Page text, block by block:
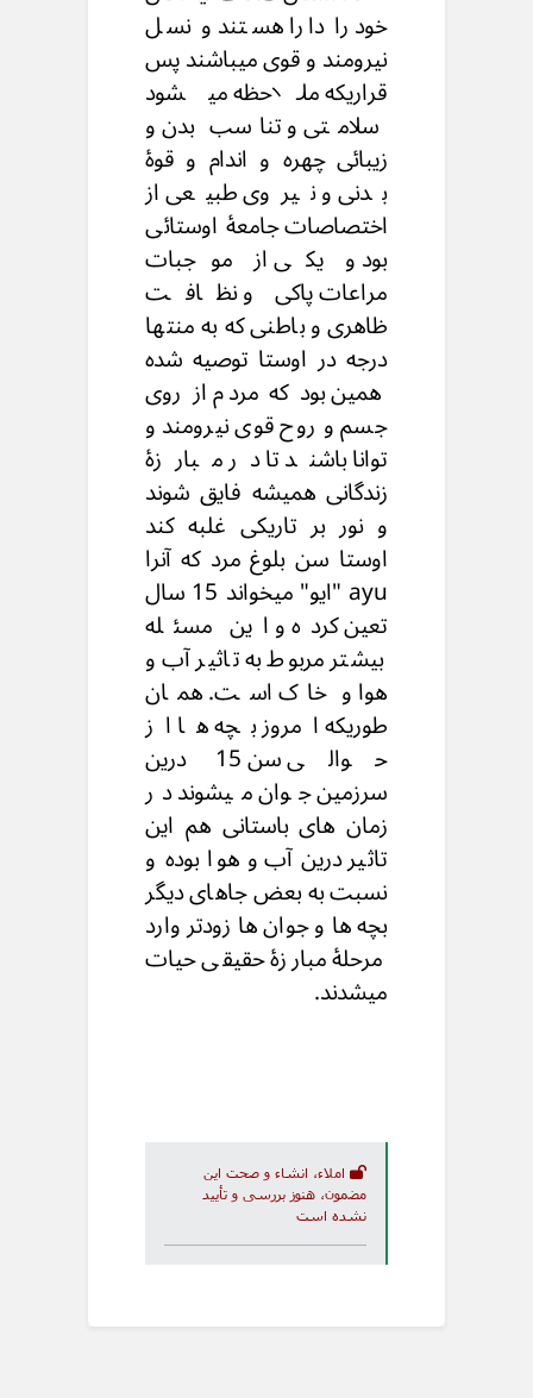
خود را دارا هستند و نسل
نیرومند و قوی میباشند پس
قراریکه ملاحظه میشود
سلامتی و تناسب بدن و
زیبائی چهره و اندام و قوۀ
بدنی و نیروی طبیعی از
اختصاصات جامعۀ اوستائی
بود و یکی از موجبات
مراعات پاکی و نظافت
ظاهری و باطنی که به منتها
درجه در اوستا توصیه شده
همین بود که مردم از روی
جسم و روح قوی نیرومند و
توانا باشند تا در مبارزۀ
زندگانی همیشه فایق شوند
و نور بر تاریکی غلبه کند
اوستا سن بلوغ مرد که آنرا
ayu "ایو" میخواند 15 سال
تعین کرده و این مسئله
بیشتر مربوط به تاثیر آب و
هوا و خاک است. همان
طوریکه امروز بچه ها از
حوالی سن 15 درین
سرزمین جوان میشوند در
زمان های باستانی هم این
تاثیر درین آب و هوا بوده و
نسبت به بعض جاهای دیگر
بچه ها و جوان ها زودتر وارد
مرحلۀ مبارزۀ حقیقی حیات
میشدند.
املاء، انشاء و صحت این
مضمون، هنوز بررسی و تأیید
نشده است